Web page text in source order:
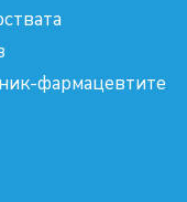
фармацевтите